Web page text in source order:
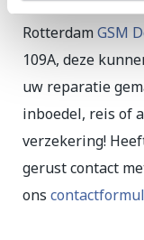
dan langs voor
Rotterdam GSM
109A, deze
uw reparatie
inboedel, reis of
verzekering!
gerust contact
ons